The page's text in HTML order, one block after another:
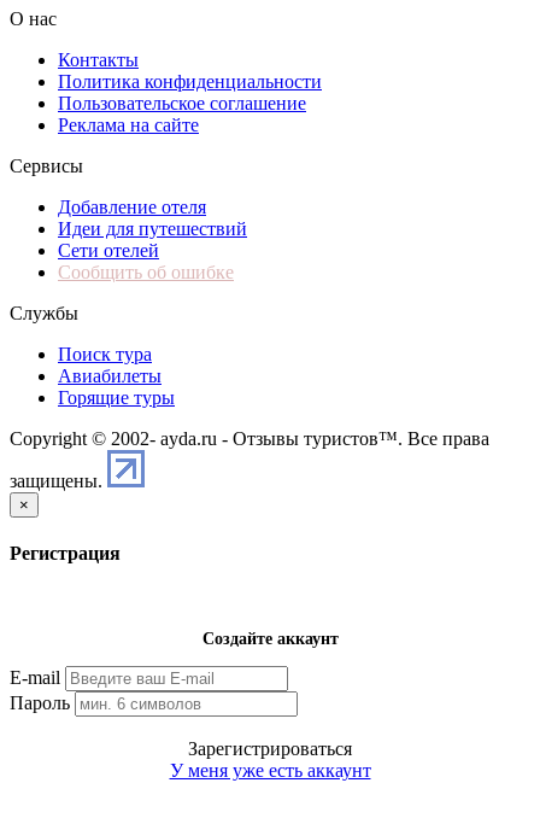
О нас
Контакты
Политика конфиденциальности
Пользовательское соглашение
Реклама на сайте
Сервисы
Добавление отеля
Идеи для путешествий
Сети отелей
Сообщить об ошибке
Службы
Поиск тура
Авиабилеты
Горящие туры
Copyright © 2002- ayda.ru - Отзывы туристов™. Все права
защищены.
×
Регистрация
Создайте аккаунт
E-mail
Пароль
Зарегистрироваться
У меня уже есть аккаунт